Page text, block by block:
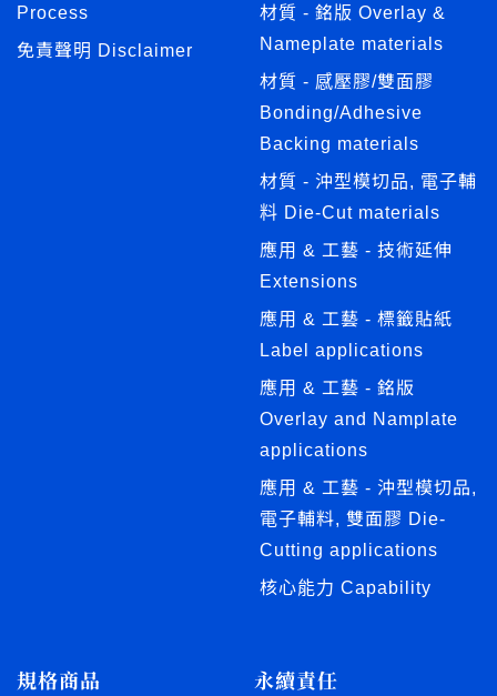
Process
免責聲明 Disclaimer
材質 - 銘版 Overlay &
Nameplate materials
材質 - 感壓膠/雙面膠
Bonding/Adhesive
Backing materials
材質 - 沖型模切品, 電子輔
料 Die-Cut materials
應用 & 工藝 - 技術延伸
Extensions
應用 & 工藝 - 標籤貼紙
Label applications
應用 & 工藝 - 銘版
Overlay and Namplate
applications
應用 & 工藝 - 沖型模切品,
電子輔料, 雙面膠 Die-
Cutting applications
核心能力 Capability
規格商品 永續責任